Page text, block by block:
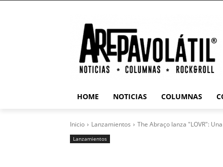
HOME NOTICIAS COLUMNAS
Inicio Lanzamientos The Abraço lanza "LOVR":
Lanzamientos